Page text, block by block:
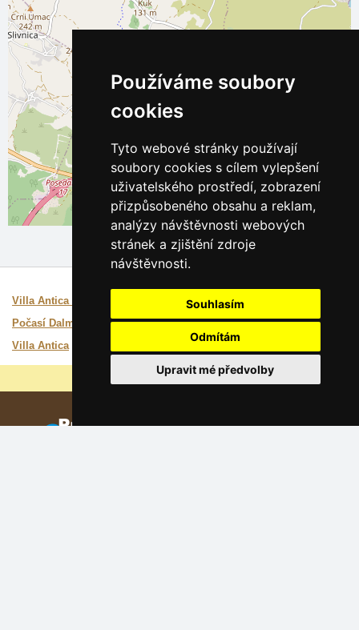
Používáme soubory
cookies
Tyto webové stránky používají
soubory cookies s cílem vylepšení
uživatelského prostředí, zobrazení
přizpůsobeného obsahu a reklam,
analýzy návštěvnosti webových
stránek a zjištění zdroje
návštěvnosti.
Souhlasím
Odmítám
Upravit mé předvolby
Leaflet | ©OpenStreetMap contributors
Villa Antica Seline
Hlavní strana objektu
Počasí Dalmácie
Předpověď počasí, online kamery
Villa Antica
Proč jsou naše servery nejlevnější?